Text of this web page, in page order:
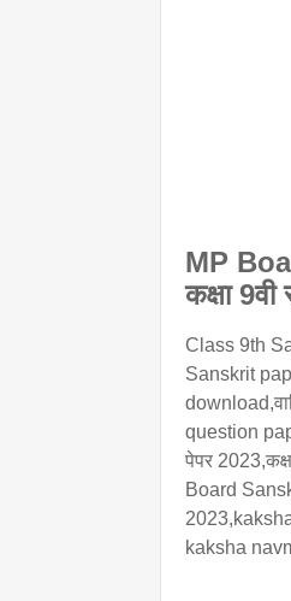
MP
कक्षा
Class 9th
Sanskrit
question
पेपर
Board
kaksha